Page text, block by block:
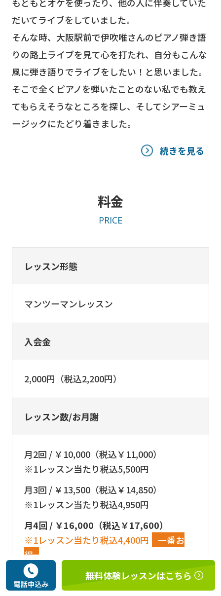
無料体験レッスンはこちら
だいてライブをしていました。
そんな時、大阪駅前で伊吹唯さんのピアノ弾き語
りの路上ライブを見て心を打たれ、自分もこんな
風に弾き語りでライブをしたい！と思いました。
そこで全くピアノを弾いたことのない私でも教え
てもらえそうなところを探し、そしてシアーミュ
ージックにたどり着きました。
続きを見る
料金
PRICE
レッスン形態
マンツーマンレッスン
入会金
2,000円（税込2,200円）
レッスン数/お月謝
月2回 / ￥10,000（税込￥11,000）
※1レッスン当たり税込5,500円
月3回 / ￥13,500（税込￥14,850）
※1レッスン当たり税込4,950円
月4回 / ￥16,000（税込￥17,600）
※1レッスン当たり税込4,400円
一番お
得